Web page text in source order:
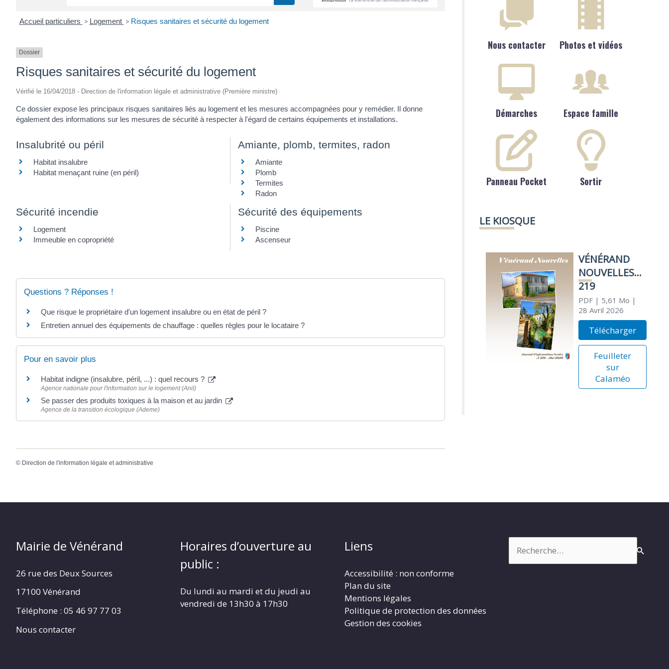
Accueil particuliers > Logement > Risques sanitaires et sécurité du logement
Dossier
Risques sanitaires et sécurité du logement
Vérifié le 16/04/2018 - Direction de l'information légale et administrative (Première ministre)
Ce dossier expose les principaux risques sanitaires liés au logement et les mesures accompagnées pour y remédier. Il donne
également des informations sur les mesures de sécurité à respecter à l'égard de certains équipements et installations.
Insalubrité ou péril
Habitat insalubre
Habitat menaçant ruine (en péril)
Amiante, plomb, termites, radon
Amiante
Plomb
Termites
Radon
Sécurité incendie
Logement
Immeuble en copropriété
Sécurité des équipements
Piscine
Ascenseur
Questions ? Réponses !
Que risque le propriétaire d'un logement insalubre ou en état de péril ?
Entretien annuel des équipements de chauffage : quelles règles pour le locataire ?
Pour en savoir plus
Habitat indigne (insalubre, péril, ...) : quel recours ?
Agence nationale pour l'information sur le logement (Anil)
Se passer des produits toxiques à la maison et au jardin
Agence de la transition écologique (Ademe)
© Direction de l'information légale et administrative
Nous contacter Photos et vidéos
Démarches Espace famille
Panneau Pocket Sortir
LE KIOSQUE
VÉNÉRAND
NOUVELLES
219
PDF| 5,61 Mo |
28 Avril 2026
Télécharger
Feuilleter
sur
Calaméo
Mairie de Vénérand
26 rue des Deux Sources
17100 Vénérand
Téléphone : 05 46 97 77 03
Nous contacter
Horaires d’ouverture au
public :
Du lundi au mardi et du jeudi au
vendredi de 13h30 à 17h30
Liens
Accessibilité : non conforme
Plan du site
Mentions légales
Politique de protection des données
Gestion des cookies